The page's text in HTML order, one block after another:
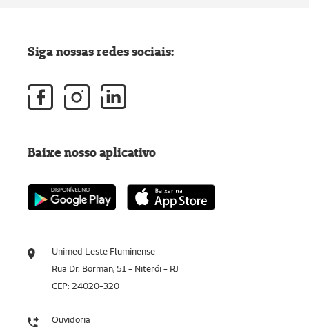
Unimed Leste Fluminense
Rua Dr. Borman, 51 - Niterói - RJ
CEP: 24020-320
Ouvidoria
Siga nossas redes sociais:
Baixe nosso aplicativo